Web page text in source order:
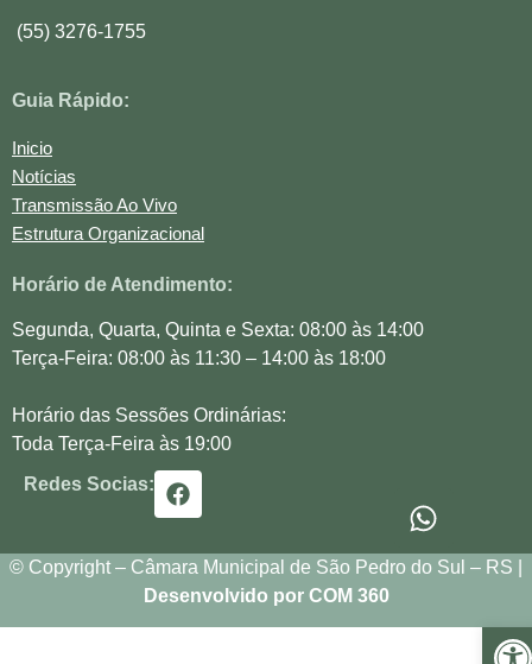
(55) 3276-1755
Guia Rápido:
Inicio
Notícias
Transmissão Ao Vivo
Estrutura Organizacional
Horário de Atendimento:
Segunda, Quarta, Quinta e Sexta: 08:00 às 14:00
Terça-Feira: 08:00 às 11:30 – 14:00 às 18:00
Horário das Sessões Ordinárias:
Toda Terça-Feira às 19:00
Redes Socias:
© Copyright – Câmara Municipal de São Pedro do Sul – RS |
Desenvolvido por COM 360